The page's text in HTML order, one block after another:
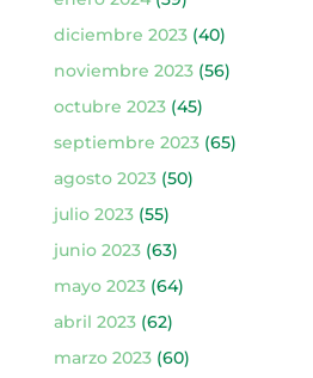
diciembre 2023(40)
noviembre 2023(56)
octubre 2023(45)
septiembre 2023(65)
agosto 2023(50)
julio 2023(55)
junio 2023(63)
mayo 2023(64)
abril 2023(62)
marzo 2023(60)